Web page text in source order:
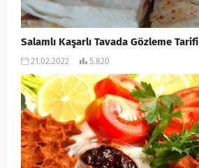
Salamlı Kaşarlı Tavada Gözleme Tarifi
21.02.2022 5.820